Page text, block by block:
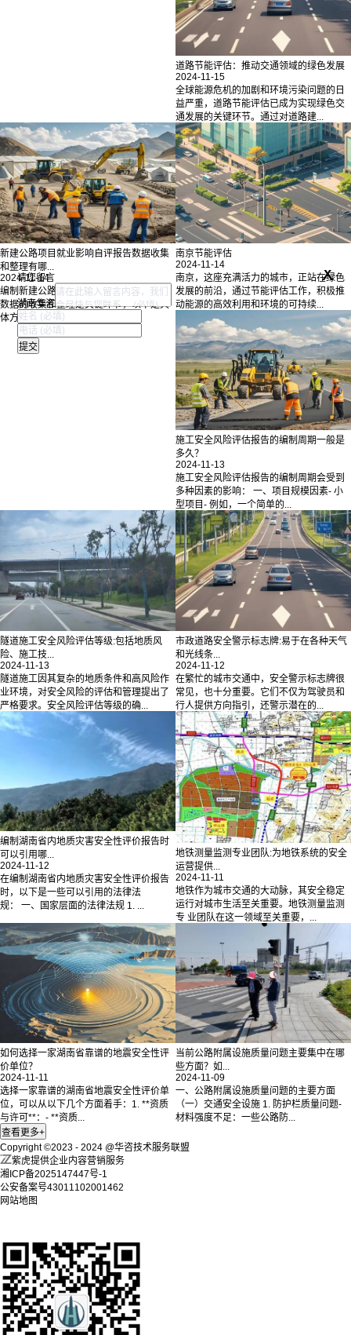
道路节能评估：推动交通领域的绿色发展
2024-11-15
全球能源危机的加剧和环境污染问题的日
益严重，道路节能评估已成为实现绿色交
通发展的关键环节。通过对道路建...
新建公路项目就业影响自评报告数据收集
和整理有哪...
2024-11-14
编制新建公路项目就业影响自评报告时，
数据的收集和整理是关键环节，以下是具
体方法： ### 数据收集1....
南京节能评估
2024-11-14
南京，这座充满活力的城市，正站在绿色
发展的前沿，通过节能评估工作，积极推
动能源的高效利用和环境的可持续...
施工安全风险评估报告的编制周期一般是
多久？
2024-11-13
施工安全风险评估报告的编制周期会受到
多种因素的影响： 一、项目规模因素- 小
型项目- 例如，一个简单的...
隧道施工安全风险评估等级:包括地质风
险、施工技...
2024-11-13
隧道施工因其复杂的地质条件和高风险作
业环境，对安全风险的评估和管理提出了
严格要求。安全风险评估等级的确...
市政道路安全警示标志牌:易于在各种天气
和光线条...
2024-11-12
在繁忙的城市交通中，安全警示标志牌很
常见，也十分重要。它们不仅为驾驶员和
行人提供方向指引，还警示潜在的...
编制湖南省内地质灾害安全性评价报告时
可以引用哪...
2024-11-12
在编制湖南省内地质灾害安全性评价报告
时，以下是一些可以引用的法律法
规： 一、国家层面的法律法规 1. ...
地铁测量监测专业团队:为地铁系统的安全
运营提供...
2024-11-11
地铁作为城市交通的大动脉，其安全稳定
运行对城市生活至关重要。地铁测量监测
专 业团队在这一领域至关重要，...
如何选择一家湖南省靠谱的地震安全性评
价单位？
2024-11-11
选择一家靠谱的湖南省地震安全性评价单
位，可以从以下几个方面着手：1. **资质
与许可**：- **资质...
当前公路附属设施质量问题主要集中在哪
些方面？如...
2024-11-09
一、公路附属设施质量问题的主要方面
（一）交通安全设施 1. 防护栏质量问题-
材料强度不足：一些公路防...
Copyright ©2023 - 2024 @华咨技术服务联盟
紫虎提供企业内容营销服务
湘ICP备2025147447号-1
公安备案号43011102001462
网站地图
请您留言 x
湖南华咨